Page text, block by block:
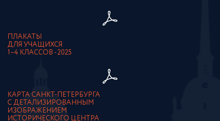
ПЛАКАТЫ
ДЛЯ УЧАЩИХСЯ
1–4 КЛАССОВ - 2025
КАРТА САНКТ-ПЕТЕРБУРГА
С ДЕТАЛИЗИРОВАННЫМ
ИЗОБРАЖЕНИЕМ
ИСТОРИЧЕСКОГО ЦЕНТРА